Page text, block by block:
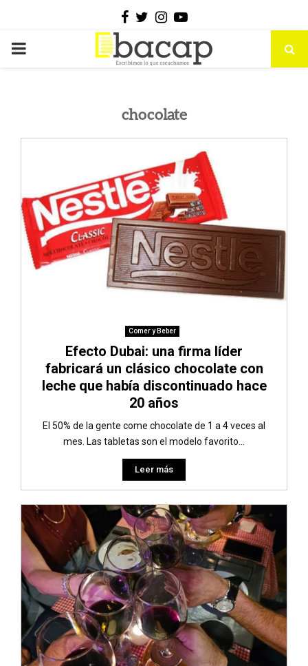
Facebook
Twitter
Instagram
Youtube
PRIMARY
chocolate
Comer y Beber
Efecto Dubai: una firma líder
fabricará un clásico chocolate con
leche que había discontinuado hace
20 años
El 50% de la gente come chocolate de 1 a 4 veces al
mes. Las tabletas son el modelo favorito...
Leer más